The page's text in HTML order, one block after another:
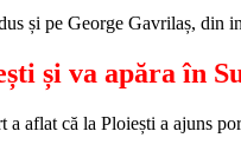
și pe George Gavrilaș, din
și va apăra în
aflat că la Ploiești a ajuns